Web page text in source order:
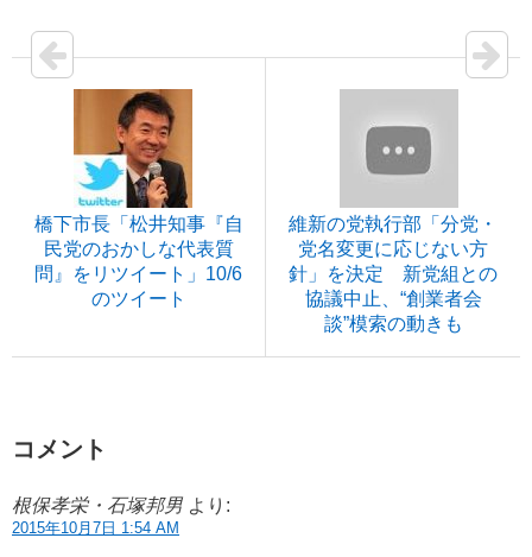
橋下市長「松井知事『自
民党のおかしな代表質
問』をリツイート」10/6
のツイート
維新の党執行部「分党・
党名変更に応じない方
針」を決定 新党組との
協議中止、“創業者会
談”模索の動きも
コメント
根保孝栄・石塚邦男 より:
2015年10月7日 1:54 AM